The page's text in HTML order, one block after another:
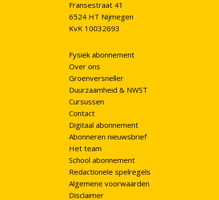
Fransestraat 41
6524 HT Nijmegen
KvK 10032693
Fysiek abonnement
Over ons
Groenversneller
Duurzaamheid & NWST
Cursussen
Contact
Digitaal abonnement
Abonneren nieuwsbrief
Het team
School abonnement
Redactionele spelregels
Algemene voorwaarden
Disclaimer